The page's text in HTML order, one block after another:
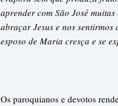
aprender com São José
abraçar Jesus e nos
esposo de Maria cresça e se
Os paroquianos e devotos